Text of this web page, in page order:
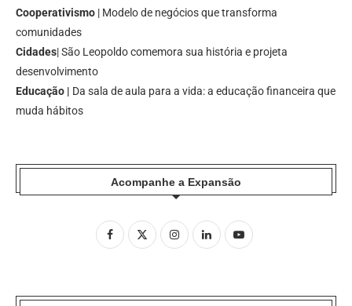
Cooperativismo | Modelo de negócios que transforma
comunidades
Cidades| São Leopoldo comemora sua história e projeta
desenvolvimento
Educação | Da sala de aula para a vida: a educação financeira que
muda hábitos
Acompanhe a Expansão